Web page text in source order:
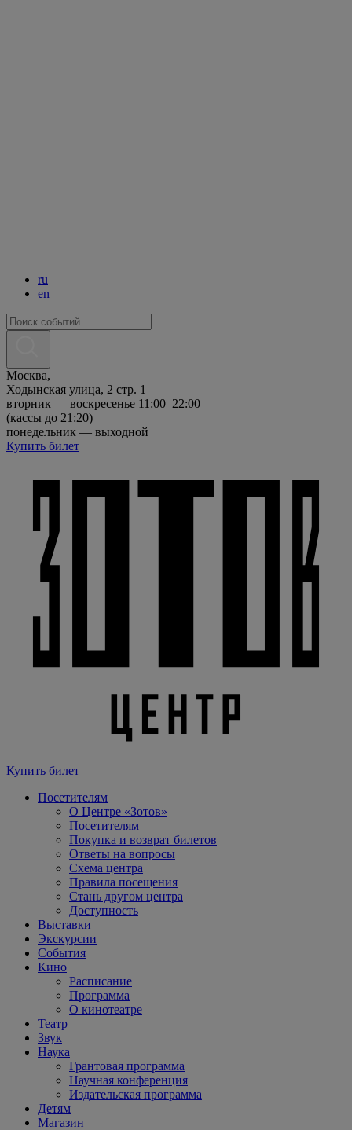
ru
en
Москва,
Ходынская улица, 2 стр. 1
вторник — воскресенье 11:00–22:00
(кассы до 21:20)
понедельник — выходной
Купить билет
Купить билет
Посетителям
О Центре «Зотов»
Посетителям
Покупка и возврат билетов
Ответы на вопросы
Схема центра
Правила посещения
Стань другом центра
Доступность
Выставки
Экскурсии
События
Кино
Расписание
Программа
О кинотеатре
Театр
Звук
Наука
Грантовая программа
Научная конференция
Издательская программа
Детям
Магазин